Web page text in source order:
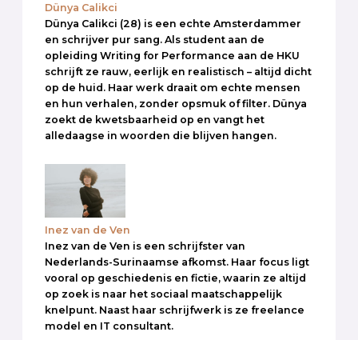
Dünya Calikci
Dünya Calikci (28) is een echte Amsterdammer
en schrijver pur sang. Als student aan de
opleiding Writing for Performance aan de HKU
schrijft ze rauw, eerlijk en realistisch – altijd dicht
op de huid. Haar werk draait om echte mensen
en hun verhalen, zonder opsmuk of filter. Dünya
zoekt de kwetsbaarheid op en vangt het
alledaagse in woorden die blijven hangen.
Inez van de Ven
Inez van de Ven is een schrijfster van
Nederlands-Surinaamse afkomst. Haar focus ligt
vooral op geschiedenis en fictie, waarin ze altijd
op zoek is naar het sociaal maatschappelijk
knelpunt. Naast haar schrijfwerk is ze freelance
model en IT consultant.